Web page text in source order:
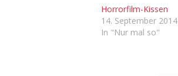
Horrorfilm-Kissen
14. September 2014
In "Nur mal so"